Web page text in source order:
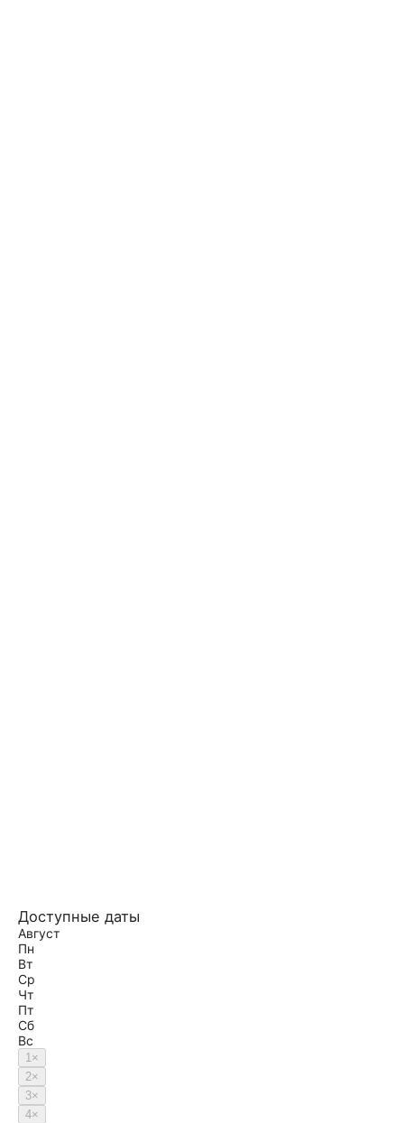
Доступные даты
Август
Пн
Вт
Ср
Чт
Пт
Сб
Вс
1×
2×
3×
4×